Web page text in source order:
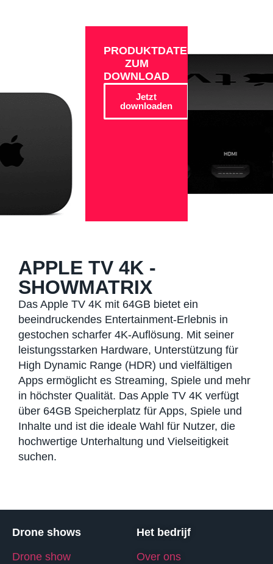
PRODUKTDATEN
ZUM
DOWNLOAD
Jetzt
downloaden
APPLE TV 4K -
SHOWMATRIX
Das Apple TV 4K mit 64GB bietet ein
beeindruckendes Entertainment-Erlebnis in
gestochen scharfer 4K-Auflösung. Mit seiner
leistungsstarken Hardware, Unterstützung für
High Dynamic Range (HDR) und vielfältigen
Apps ermöglicht es Streaming, Spiele und mehr
in höchster Qualität. Das Apple TV 4K verfügt
über 64GB Speicherplatz für Apps, Spiele und
Inhalte und ist die ideale Wahl für Nutzer, die
hochwertige Unterhaltung und Vielseitigkeit
suchen.
Drone shows
Drone show
Het bedrijf
Over ons